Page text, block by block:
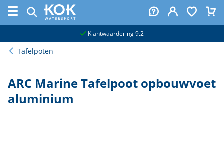
Klantwaardering 9.2
Tafelpoten
ARC Marine Tafelpoot opbouwvoet
aluminium